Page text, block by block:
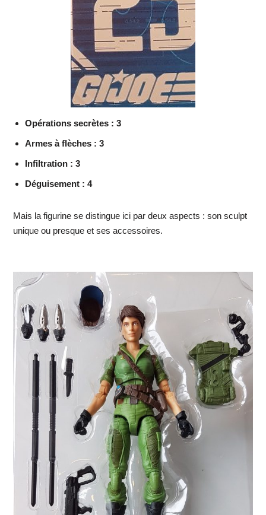
Opérations secrètes : 3
Armes à flèches : 3
Infiltration : 3
Déguisement : 4
Mais la figurine se distingue ici par deux aspects : son sculpt
unique ou presque et ses accessoires.